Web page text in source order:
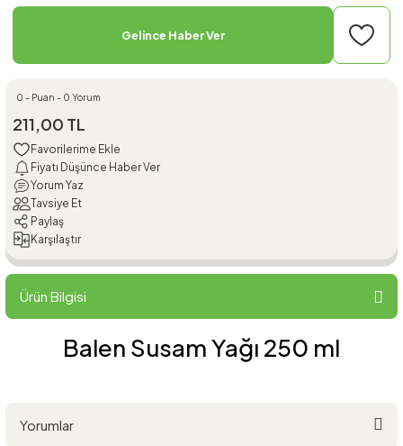
Gelince Haber Ver
0 - Puan - 0 Yorum
211,00 TL
Fiyatı Düşünce Haber Ver
Yorum Yaz
Tavsiye Et
Paylaş
Karşılaştır
Ürün Bilgisi
Balen Susam Yağı 250 ml
Yorumlar